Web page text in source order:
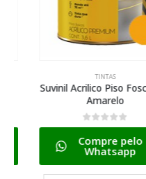
Suvinil Acrilico Piso Fosco 3.6l
Amarelo
0de 5
Compre pelo
Whatsapp